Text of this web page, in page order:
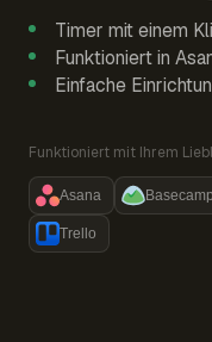
Timer mit einem
Funktioniert in
Einfache
Funktioniert mit Ihrem
Asana Basecamp
Trello